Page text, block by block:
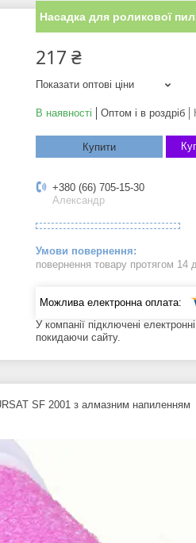
Насадка для роликової
217 ₴
Показати оптові ціни
В наявності Оптом і в роздріб
Купити
+380 (66) 705-15-30
Александр
повернення товару протягом 14
У компанії підключені
покидаючи сайту.
SF 2001 з алмазним напиленням